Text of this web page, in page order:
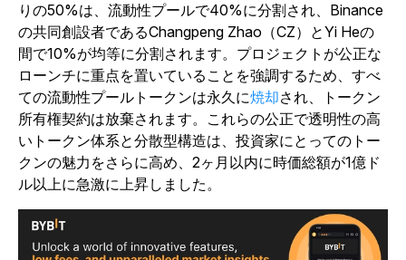
りの50%は、流動性プールで40%に分割され、Binance
の共同創設者であるChangpeng Zhao（CZ）とYi Heの
間で10%が均等に分割されます。 プロジェクトが公正な
ローンチに重点を置いていることを強調するため、すべ
ての流動性プールトークンは永久に焼却され、トークン
所有権契約は放棄されます。これらの公正で透明性の高
いトークン体系と分散型構造は、投資家にとってのトー
クンの魅力をさらに高め、2ヶ月以内に時価総額が1億ド
ル以上に急激に上昇しました。